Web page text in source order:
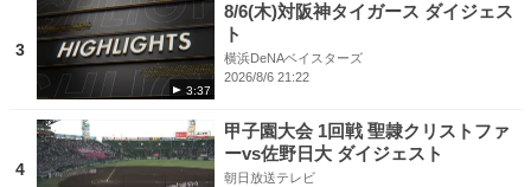
3
3:37
8/6(木)対阪神タイガース ダイジェス
ト
横浜DeNAベイスターズ
2026/8/6 21:22
4
甲子園大会 1回戦 聖隷クリストファ
ーvs佐野日大 ダイジェスト
朝日放送テレビ